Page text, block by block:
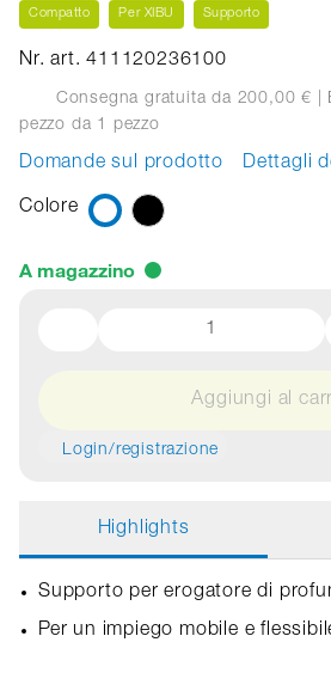
Compatto Per XIBU Supporto
Nr. art. 411120236100
Consegna gratuita da 200,00 € |
pezzo da 1 pezzo
Domande sul prodotto Dettagli
Colore
A magazzino
Aggiungi al
Login/registrazione
Highlights
Supporto per erogatore di
Per un impiego mobile e